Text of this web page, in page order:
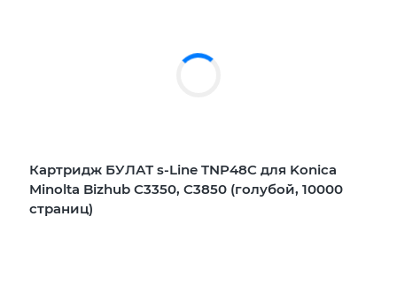
Картридж БУЛАТ s-Line TNP48C для Konica
Minolta Bizhub C3350, C3850 (голубой, 10000
страниц)